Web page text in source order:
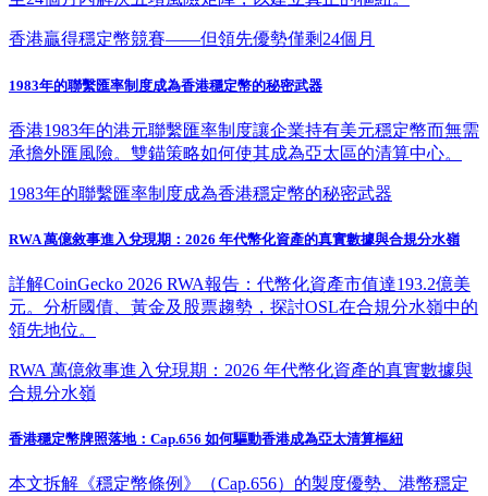
香港贏得穩定幣競賽——但領先優勢僅剩24個月
1983年的聯繫匯率制度成為香港穩定幣的秘密武器
香港1983年的港元聯繫匯率制度讓企業持有美元穩定幣而無需
承擔外匯風險。雙錨策略如何使其成為亞太區的清算中心。
1983年的聯繫匯率制度成為香港穩定幣的秘密武器
RWA 萬億敘事進入兌現期：2026 年代幣化資產的真實數據與合規分水嶺
詳解CoinGecko 2026 RWA報告：代幣化資產市值達193.2億美
元。分析國債、黃金及股票趨勢，探討OSL在合規分水嶺中的
領先地位。
RWA 萬億敘事進入兌現期：2026 年代幣化資產的真實數據與
合規分水嶺
香港穩定幣牌照落地：Cap.656 如何驅動香港成為亞太清算樞紐
本文拆解《穩定幣條例》（Cap.656）的製度優勢、港幣穩定